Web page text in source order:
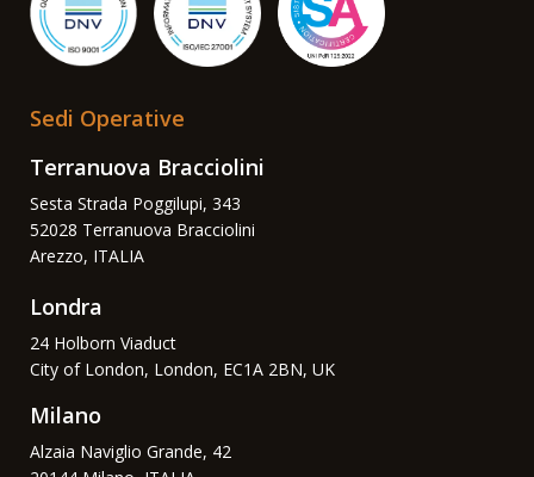
Sedi Operative
Terranuova Bracciolini
Sesta Strada Poggilupi, 343
52028 Terranuova Bracciolini
Arezzo, ITALIA
Londra
24 Holborn Viaduct
City of London, London, EC1A 2BN, UK
Milano
Alzaia Naviglio Grande, 42